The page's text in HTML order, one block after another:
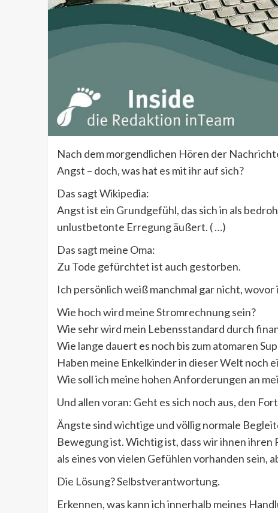
Nach dem morgendlichen Hören der
Angst – doch, was hat es mit ihr auf sich?
Das sagt Wikipedia:
Angst ist ein Grundgefühl, das sich in als
unlustbetonte Erregung äußert. ( …)
Das sagt meine Oma:
Zu Tode gefürchtet ist auch gestorben.
Ich persönlich weiß manchmal gar nicht,
Wie hoch wird meine Stromrechnung sein?
Wie sehr wird mein Lebensstandard durch
Wie lange dauert es noch bis zum atomaren
Haben meine Enkelkinder in dieser Welt noch
Wie soll ich meine hohen Anforderungen an
Und allen voran: Geht es sich noch aus, den
Ängste sind wichtige und völlig normale
Bewegung ist. Wichtig ist, dass wir ihnen ihren
als eines von vielen Gefühlen vorhanden sein,
Die Lösung? Selbstverantwortung.
Erkennen, was kann ich innerhalb meines